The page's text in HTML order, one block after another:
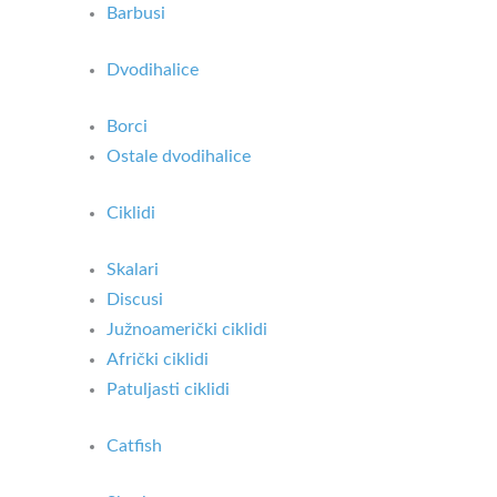
Barbusi
Dvodihalice
Borci
Ostale dvodihalice
Ciklidi
Skalari
Discusi
Južnoamerički ciklidi
Afrički ciklidi
Patuljasti ciklidi
Catfish